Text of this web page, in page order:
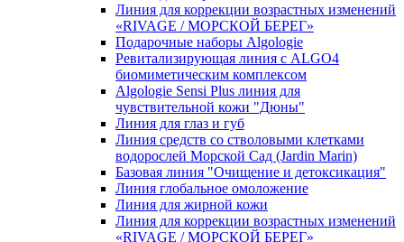
Линия для коррекции возрастных изменений
«RIVAGE / МОРСКОЙ БЕРЕГ»
Подарочные наборы Algologie
Ревитализирующая линия с ALGO4
биомиметическим комплексом
Algologie Sensi Plus линия для
чувcтвительной кожи "Дюны"
Линия для глаз и губ
Линия средств со стволовыми клетками
водорослей Морской Сад (Jardin Marin)
Базовая линия "Очищение и детоксикация"
Линия глобальное омоложение
Линия для жирной кожи
Линия для коррекции возрастных изменений
«RIVAGE / МОРСКОЙ БЕРЕГ»